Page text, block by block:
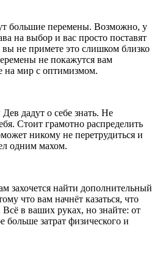
большие перемены. Возможно, у
на выбор и вас просто поставят
не примете это слишком близко
не покажутся вам
мир с оптимизмом.
дадут о себе знать. Не
Стоит грамотно распределить
никому не перетрудиться и
одним махом.
захочется найти дополнительный
что вам начнёт казаться, что
в ваших руках, но знайте: от
больше затрат физического и